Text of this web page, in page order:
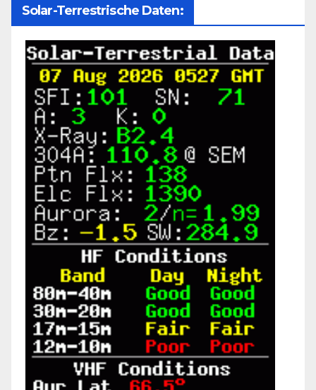
Solar-Terrestrische Daten: